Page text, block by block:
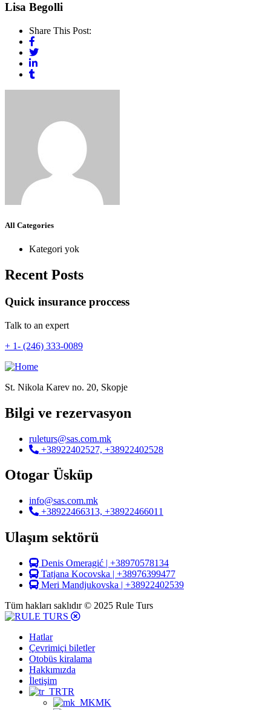
Lisa Begolli
Share This Post:
All Categories
Kategori yok
Recent Posts
Quick insurance proccess
Talk to an expert
+ 1- (246) 333-0089
St. Nikola Karev no. 20, Skopje
Bilgi ve rezervasyon
ruleturs@sas.com.mk
+38922402527, +38922402528
Otogar Üsküp
info@sas.com.mk
+38922466313, +38922466011
Ulaşım sektörü
Denis Omeragić | +38970578134
Tatjana Kocovska | +38976399477
Meri Mandjukovska | +38922402539
Tüm hakları saklıdır © 2025 Rule Turs
Hatlar
Çevrimiçi biletler
Otobüs kiralama
Hakkımızda
İletişim
TR
MK